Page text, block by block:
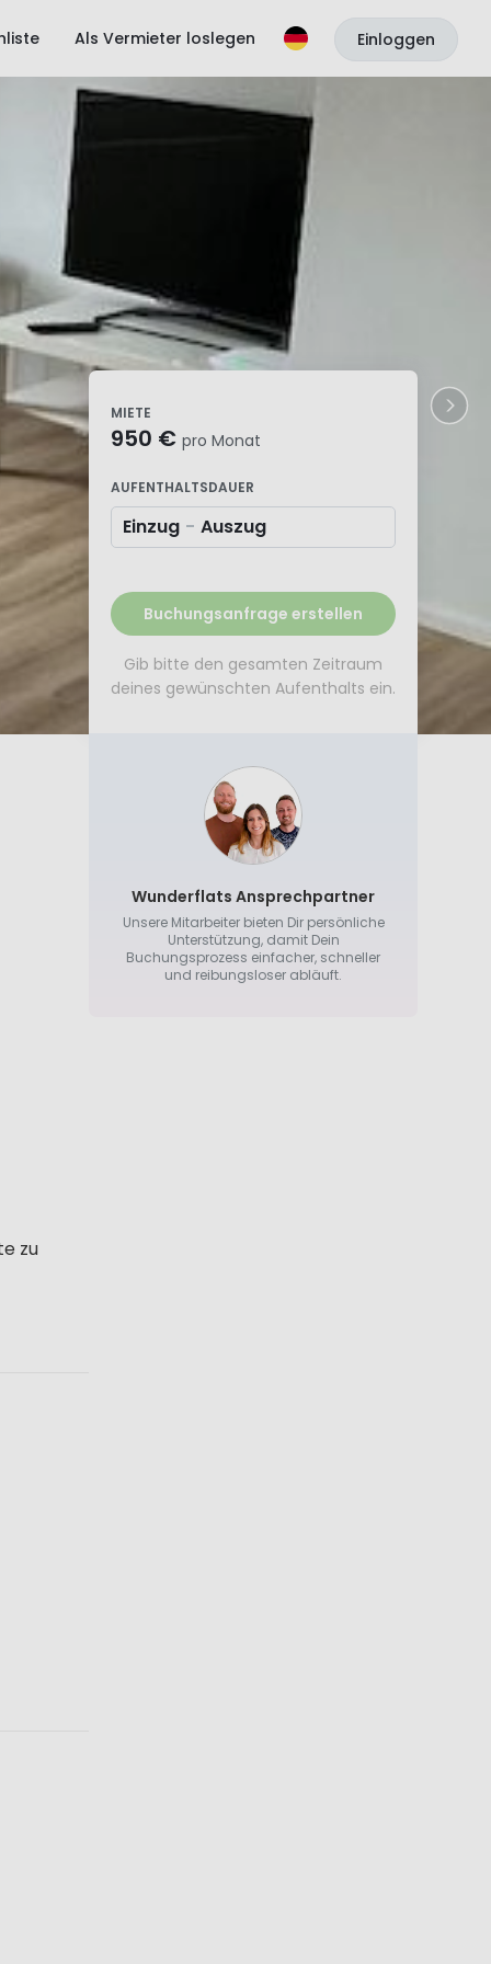
Als Vermieter loslegen Einloggen
zu
MIETE
950 € pro Monat
AUFENTHALTSDAUER
Einzug - Auszug
Buchungsanfrage erstellen
Gib bitte den gesamten Zeitraum
deines gewünschten Aufenthalts ein.
Wunderflats Ansprechpartner
Unsere Mitarbeiter bieten Dir persönliche
Unterstützung, damit Dein
Buchungsprozess einfacher, schneller
und reibungsloser abläuft.